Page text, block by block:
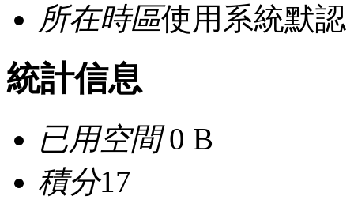
所在時區使用系統默認
統計信息
已用空間0 B
積分17